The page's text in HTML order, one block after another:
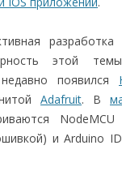
разработка
этой
появился
Adafruit. В
и Arduino